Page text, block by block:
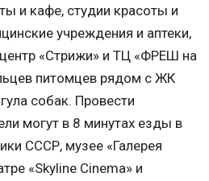
и кафе, студии красоты и
учреждения и аптеки,
«Стрижи» и ТЦ «ФРЕШ на
питомцев рядом с ЖК
собак. Провести
могут в 8 минутах езды в
СССР, музее «Галерея
«Skyline Cinema» и